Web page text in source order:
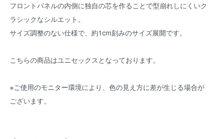
フロントパネルの内側に独自の芯を作ることで型崩れしにくいク
ラシックなシルエット。
サイズ調整のない仕様で、約1cm刻みのサイズ展開です。
こちらの商品はユニセックスとなっております。
※ご使用のモニター環境により、色の見え方に差が生じる場合が
ございます。